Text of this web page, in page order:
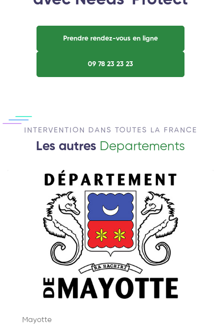
Prendre rendez-vous en ligne
09 78 23 23 23
INTERVENTION DANS TOUTES LA FRANCE
Les autres Departements
Mayotte